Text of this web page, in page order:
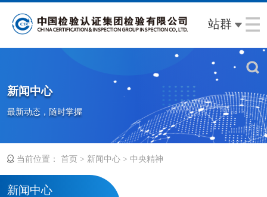
站群
新闻中心
最新动态，随时掌握
当前位置： 首页 > 新闻中心 > 中央精神
新闻中心